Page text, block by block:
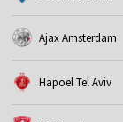
Ajax Amsterdam
Hapoel Tel Aviv